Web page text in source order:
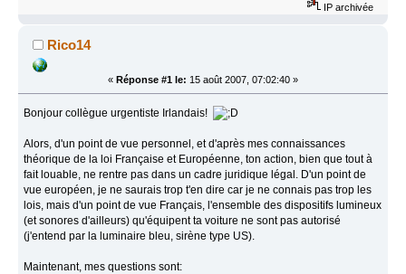
IP archivée
Rico14
« Réponse #1 le: 15 août 2007, 07:02:40 »
Bonjour collègue urgentiste Irlandais!
Alors, d'un point de vue personnel, et d'après mes connaissances
théorique de la loi Française et Européenne, ton action, bien que tout à
fait louable, ne rentre pas dans un cadre juridique légal. D'un point de
vue européen, je ne saurais trop t'en dire car je ne connais pas trop les
lois, mais d'un point de vue Français, l'ensemble des dispositifs lumineux
(et sonores d'ailleurs) qu'équipent ta voiture ne sont pas autorisé
(j'entend par la luminaire bleu, sirène type US).
Maintenant, mes questions sont: